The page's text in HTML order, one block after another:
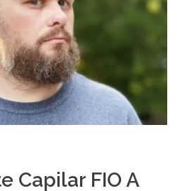
Capilar FIO A